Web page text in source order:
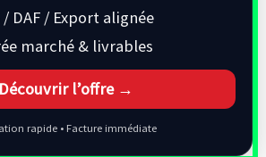
/ DAF / Export alignée
marché & livrables
Découvrir l’offre →
rapide • Facture immédiate